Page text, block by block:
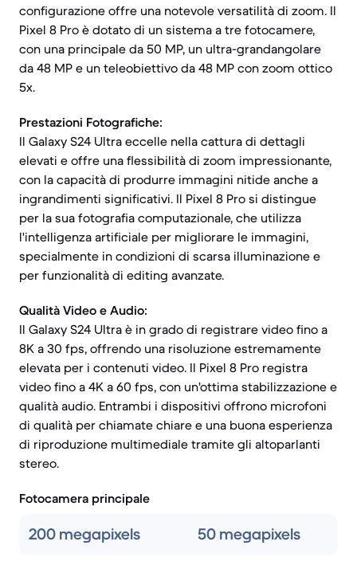
configurazione offre una notevole versatilità di zoom. Il
Pixel 8 Pro è dotato di un sistema a tre fotocamere,
con una principale da 50 MP, un ultra-grandangolare
da 48 MP e un teleobiettivo da 48 MP con zoom ottico
5x.
Prestazioni Fotografiche:
Il Galaxy S24 Ultra eccelle nella cattura di dettagli
elevati e offre una flessibilità di zoom impressionante,
con la capacità di produrre immagini nitide anche a
ingrandimenti significativi. Il Pixel 8 Pro si distingue
per la sua fotografia computazionale, che utilizza
l'intelligenza artificiale per migliorare le immagini,
specialmente in condizioni di scarsa illuminazione e
per funzionalità di editing avanzate.
Qualità Video e Audio:
Il Galaxy S24 Ultra è in grado di registrare video fino a
8K a 30 fps, offrendo una risoluzione estremamente
elevata per i contenuti video. Il Pixel 8 Pro registra
video fino a 4K a 60 fps, con un'ottima stabilizzazione e
qualità audio. Entrambi i dispositivi offrono microfoni
di qualità per chiamate chiare e una buona esperienza
di riproduzione multimediale tramite gli altoparlanti
stereo.
Fotocamera principale
200 megapixels 50 megapixels